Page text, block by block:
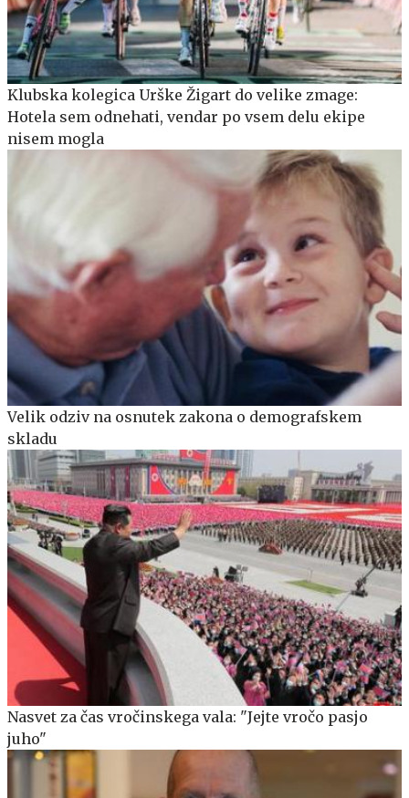
Klubska kolegica Urške Žigart do velike zmage:
Hotela sem odnehati, vendar po vsem delu ekipe
nisem mogla
Velik odziv na osnutek zakona o demografskem
skladu
Nasvet za čas vročinskega vala: "Jejte vročo pasjo
juho"